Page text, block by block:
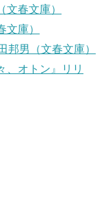
文春文庫）
文庫）
邦男（文春文庫）
、オトン』リリ